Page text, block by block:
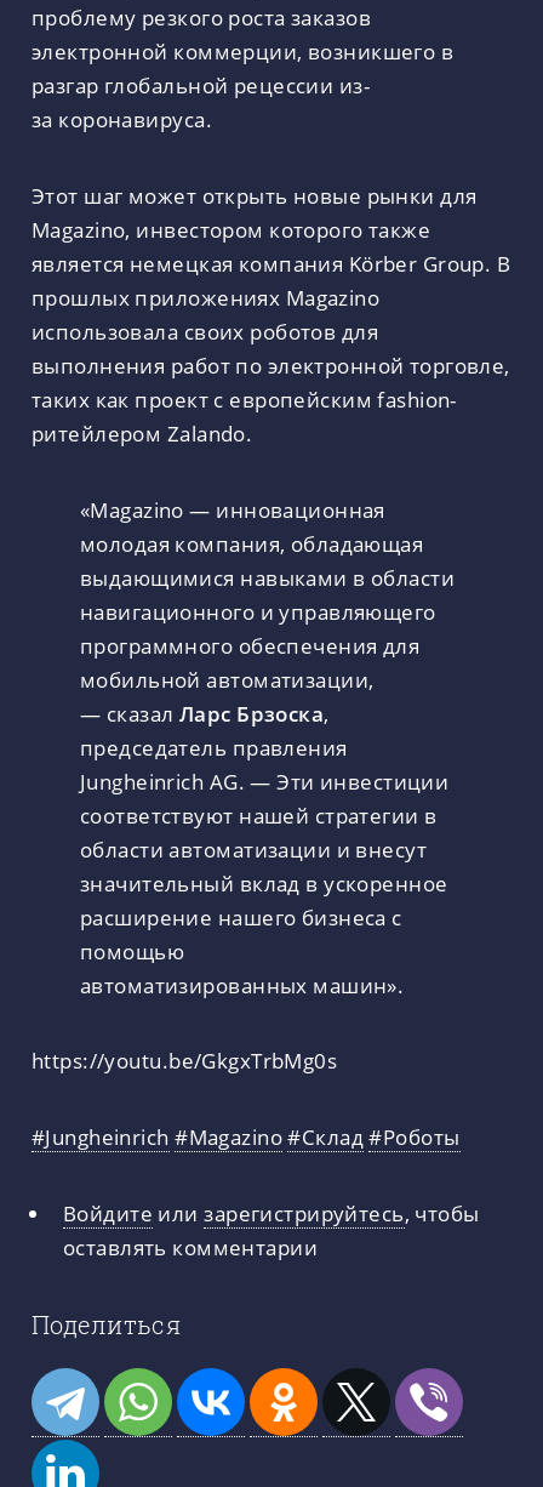
проблему резкого роста заказов
электронной коммерции, возникшего в
разгар глобальной рецессии из-
за коронавируса.
Этот шаг может открыть новые рынки для
Magazino, инвестором которого также
является немецкая компания Körber Group. В
прошлых приложениях Magazino
использовала своих роботов для
выполнения работ по электронной торговле,
таких как проект с европейским fashion-
ритейлером Zalando.
«Magazino — инновационная
молодая компания, обладающая
выдающимися навыками в области
навигационного и управляющего
программного обеспечения для
мобильной автоматизации,
— сказал Ларс Брзоска,
председатель правления
Jungheinrich AG. — Эти инвестиции
соответствуют нашей стратегии в
области автоматизации и внесут
значительный вклад в ускоренное
расширение нашего бизнеса с
помощью
автоматизированных машин».
https://youtu.be/GkgxTrbMg0s
#Jungheinrich #Magazino#Склад#Роботы
Войдите илизарегистрируйтесь, чтобы
оставлять комментарии
Поделиться